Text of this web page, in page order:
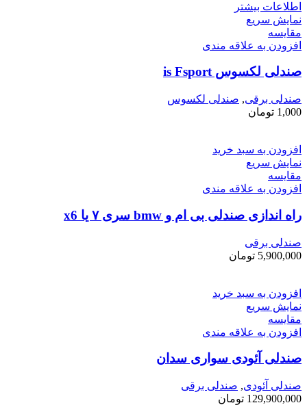
اطلاعات بیشتر
نمایش سریع
مقايسه
افزودن به علاقه مندی
صندلی لکسوس is Fsport
صندلی برقی, صندلی لکسوس
1,000 تومان
افزودن به سبد خرید
نمایش سریع
مقايسه
افزودن به علاقه مندی
راه اندازی صندلی بی ام و bmw سری ۷ یا x6
صندلی برقی
5,900,000 تومان
افزودن به سبد خرید
نمایش سریع
مقايسه
افزودن به علاقه مندی
صندلی آئودی سواری سدان
صندلی آئودی, صندلی برقی
129,900,000 تومان